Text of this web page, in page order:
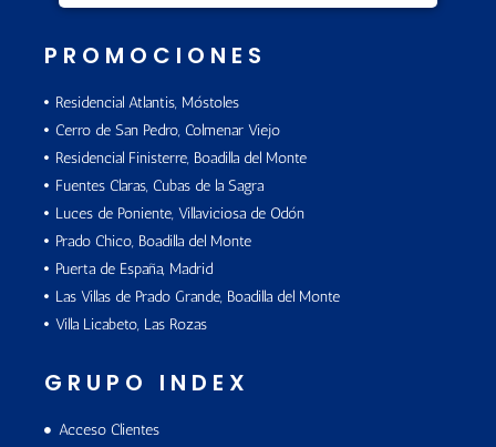
PROMOCIONES
Residencial Atlantis, Móstoles
Cerro de San Pedro, Colmenar Viejo
Residencial Finisterre, Boadilla del Monte
Fuentes Claras, Cubas de la Sagra
Luces de Poniente, Villaviciosa de Odón
Prado Chico, Boadilla del Monte
Puerta de España, Madrid
Las Villas de Prado Grande, Boadilla del Monte
Villa Licabeto, Las Rozas
GRUPO INDEX
Acceso Clientes